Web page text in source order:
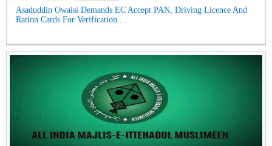
Asaduddin Owaisi Demands EC Accept PAN, Driving Licence And
Ration Cards For Verification ...